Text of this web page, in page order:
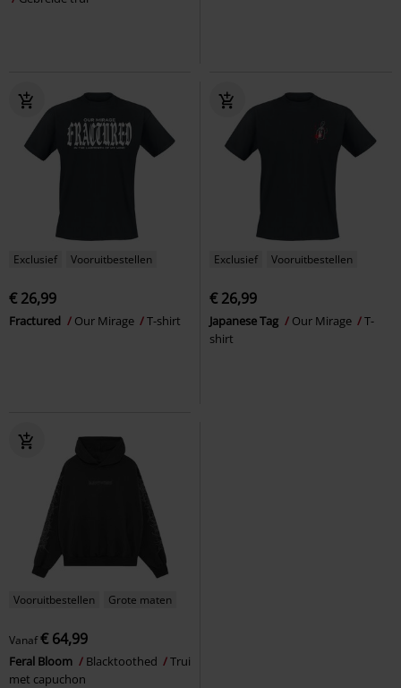
Exclusief Vooruitbestellen
€ 26,99
Fractured Our Mirage T-shirt
Exclusief Vooruitbestellen
€ 26,99
Japanese Tag Our Mirage
T-
shirt
Vooruitbestellen Grote maten
Vanaf€ 64,99
Feral Bloom Blacktoothed
Trui
met capuchon